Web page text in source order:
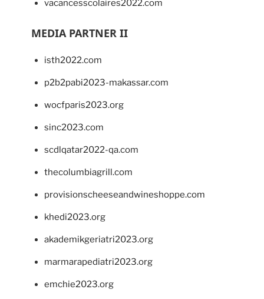
vacancesscolaires2022.com
MEDIA PARTNER II
isth2022.com
p2b2pabi2023-makassar.com
wocfparis2023.org
sinc2023.com
scdlqatar2022-qa.com
thecolumbiagrill.com
provisionscheeseandwineshoppe.com
khedi2023.org
akademikgeriatri2023.org
marmarapediatri2023.org
emchie2023.org